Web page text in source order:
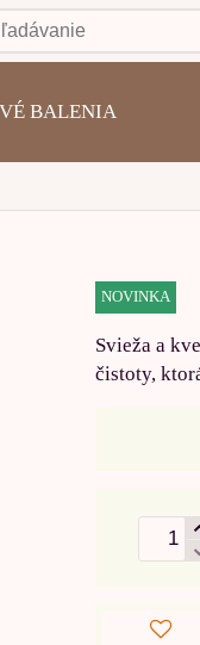
BALENIA
NOVINKA
Svieža a
čistoty,